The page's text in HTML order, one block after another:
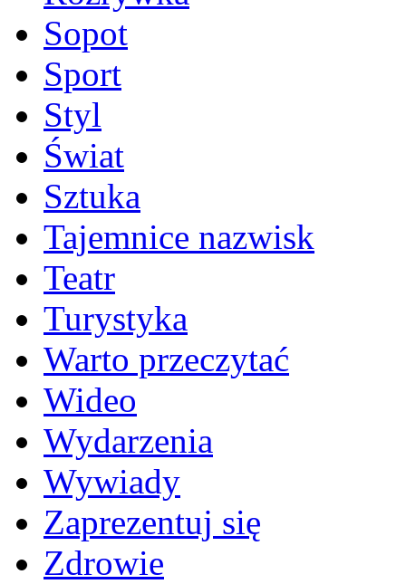
Sopot
Sport
Styl
Świat
Sztuka
Tajemnice nazwisk
Teatr
Turystyka
Warto przeczytać
Wideo
Wydarzenia
Wywiady
Zaprezentuj się
Zdrowie